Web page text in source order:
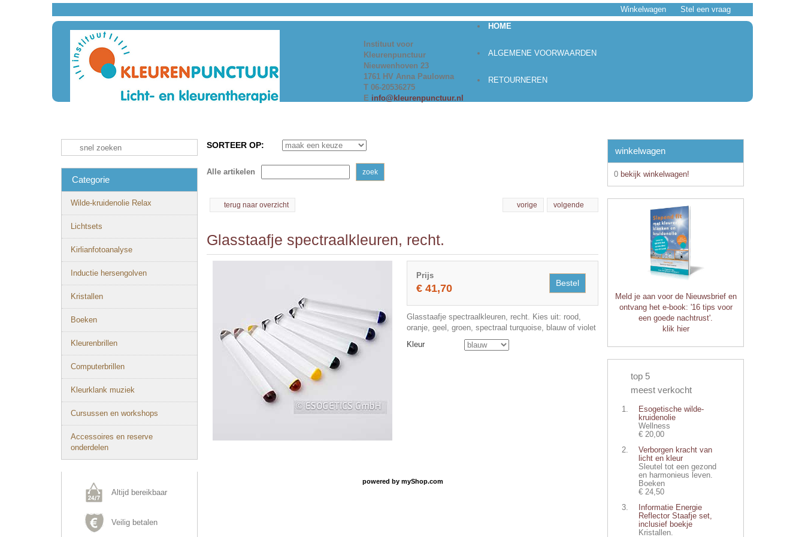
Winkelwagen Stel een vraag
Instituut voor
Kleurenpunctuur
Nieuwenhoven 23
1761 HV Anna Paulowna
T 06-20536275
E info@kleurenpunctuur.nl
HOME
ALGEMENE VOORWAARDEN
RETOURNEREN
Categorie
Wilde-kruidenolie Relax
Lichtsets
Kirlianfotoanalyse
Inductie hersengolven
Kristallen
Boeken
Kleurenbrillen
Computerbrillen
Kleurklank muziek
Cursussen en workshops
Accessoires en reserve
onderdelen
Altijd bereikbaar
Veilig betalen
SORTEER OP:
Alle artikelen zoek
terug naar overzicht volgende
vorige
Glasstaafje spectraalkleuren, recht.
Prijs
€ 41,70 Bestel
Glasstaafje spectraalkleuren, recht. Kies uit: rood,
oranje, geel, groen, spectraal turquoise, blauw of violet
Kleur
powered by myShop.com
winkelwagen
0 bekijk winkelwagen!
Meld je aan voor de Nieuwsbrief en
ontvang het e-book: '16 tips voor
een goede nachtrust'.
klik hier
top 5
meest verkocht
Esogetische wilde-
kruidenolie
Wellness
€ 20,00
Verborgen kracht van
licht en kleur
Sleutel tot een gezond
en harmonieus leven.
Boeken
€ 24,50
Informatie Energie
Reflector Staafje set,
inclusief boekje
Kristallen.